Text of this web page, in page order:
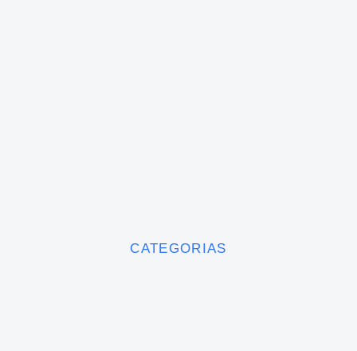
CATEGORIAS